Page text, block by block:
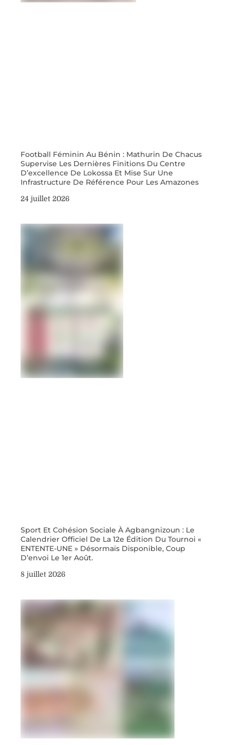
Football Féminin Au Bénin : Mathurin De Chacus
Supervise Les Dernières Finitions Du Centre
D’excellence De Lokossa Et Mise Sur Une
Infrastructure De Référence Pour Les Amazones
24 juillet 2026
Sport Et Cohésion Sociale À Agbangnizoun : Le
Calendrier Officiel De La 12e Édition Du Tournoi «
ENTENTE-UNE » Désormais Disponible, Coup
D’envoi Le 1er Août.
8 juillet 2026